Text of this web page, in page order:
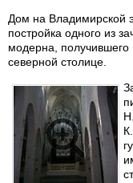
Дом на Владимирской
постройка одного из
модерна,
северной столице.